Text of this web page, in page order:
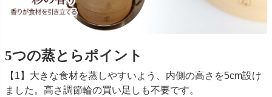
5つの蒸とらポイント
【1】大きな食材を蒸しやすいよう、内側の高さを5cm設け
ました。高さ調節輪の買い足しも不要です。